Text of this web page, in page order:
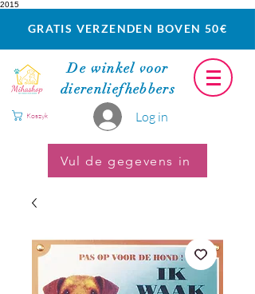
2015
GRATIS VERZENDEN BOVEN 50€
De winkel voor
dierenliefhebbers
Log in
Koszyk
Vul de gegevens in